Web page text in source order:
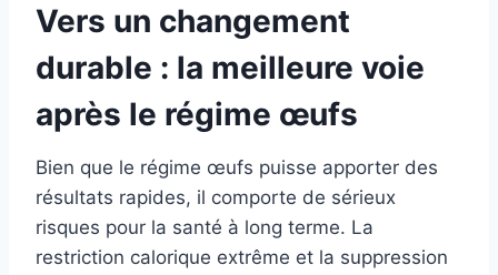
Vers un changement
durable : la meilleure voie
après le régime œufs
Bien que le régime œufs puisse apporter des
résultats rapides, il comporte de sérieux
risques pour la santé à long terme. La
restriction calorique extrême et la suppression